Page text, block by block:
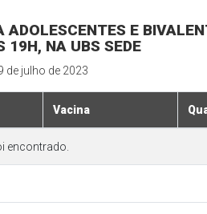
ADOLESCENTES E
19H, NA UBS SEDE
de julho de 2023
Vacina
encontrado.